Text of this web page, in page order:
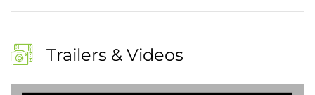
Trailers & Videos